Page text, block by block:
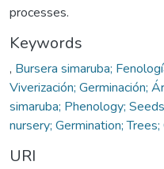
processes.
Keywords
, Bursera simaruba;
Viverización; Germinación;
simaruba; Phenology;
nursery; Germination; Trees;
URI